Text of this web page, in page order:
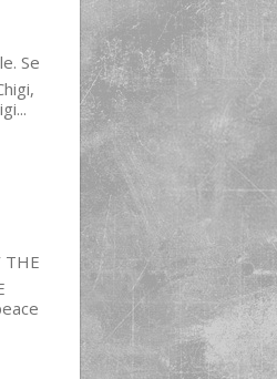
Se
THE